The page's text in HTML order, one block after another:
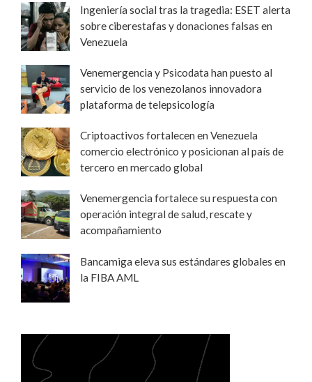
Ingeniería social tras la tragedia: ESET alerta
sobre ciberestafas y donaciones falsas en
Venezuela
Venemergencia y Psicodata han puesto al
servicio de los venezolanos innovadora
plataforma de telepsicología
Criptoactivos fortalecen en Venezuela
comercio electrónico y posicionan al país de
tercero en mercado global
Venemergencia fortalece su respuesta con
operación integral de salud, rescate y
acompañamiento
Bancamiga eleva sus estándares globales en
la FIBA AML